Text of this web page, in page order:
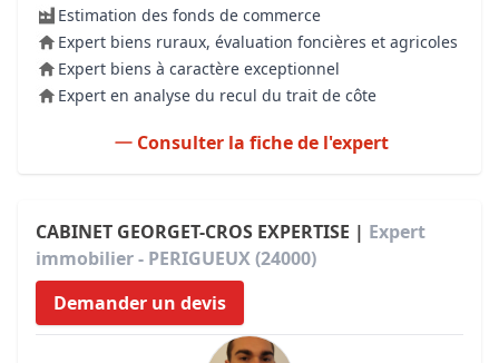
Estimation des fonds de commerce
Expert biens ruraux, évaluation foncières et agricoles
Expert biens à caractère exceptionnel
Expert en analyse du recul du trait de côte
Consulter la fiche de l'expert
CABINET GEORGET-CROS EXPERTISE | Expert
immobilier - PERIGUEUX (24000)
Demander un devis